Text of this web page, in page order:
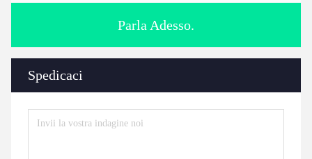
Parla Adesso.
Spedicaci